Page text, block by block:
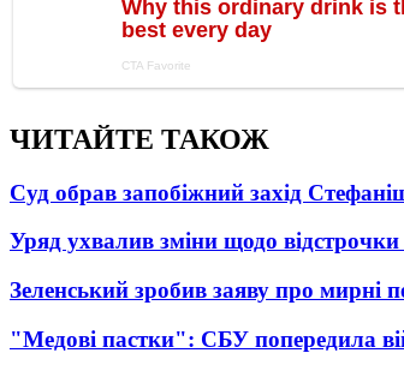
ЧИТАЙТЕ ТАКОЖ
Суд обрав запобіжний захід
Уряд ухвалив зміни щодо відстрочки
Зеленський зробив заяву про мирні
"Медові пастки": СБУ попередила